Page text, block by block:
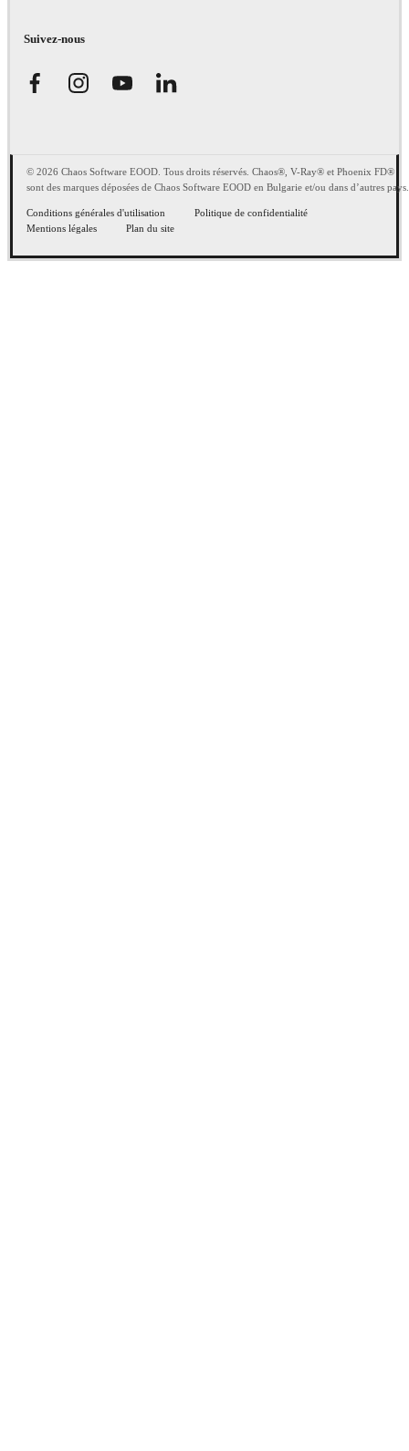
Suivez-nous
© 2026 Chaos Software EOOD. Tous droits réservés. Chaos®, V-Ray® et Phoenix FD®
sont des marques déposées de Chaos Software EOOD en Bulgarie et/ou dans d’autres pays.
Conditions générales d'utilisation
Politique de confidentialité
Mentions légales
Plan du site